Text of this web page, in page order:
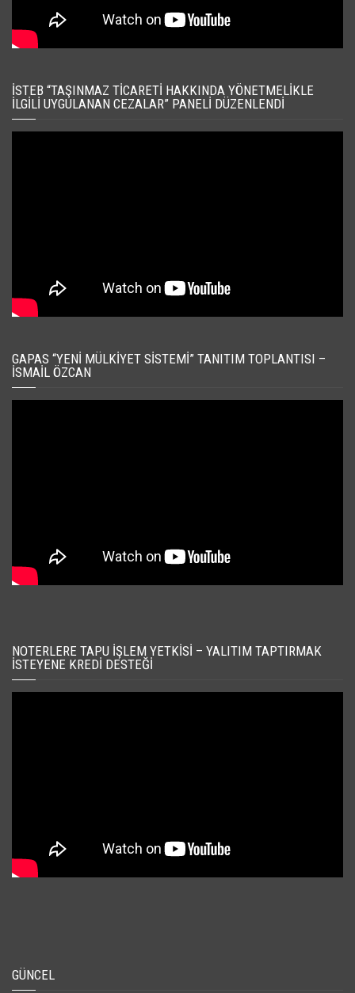
İSTEB “TAŞINMAZ TICARETI HAKKINDA YÖNETMELIKLE
İLGILI UYGULANAN CEZALAR” PANELI DÜZENLENDI
GAPAS “YENI MÜLKIYET SISTEMI” TANITIM TOPLANTISI –
İSMAIL ÖZCAN
NOTERLERE TAPU İŞLEM YETKISI – YALITIM TAPTIRMAK
İSTEYENE KREDI DESTEĞI
GÜNCEL